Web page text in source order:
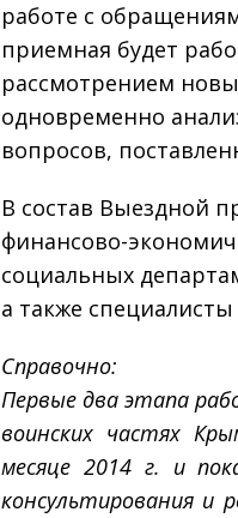
работе с
приемная будет
рассмотрением
одновременно
вопросов,
В состав Выездной
финансово-
социальных
а также
Справочно:
Первые два этапа
воинских частях
месяце 2014 г. и
консультирования и